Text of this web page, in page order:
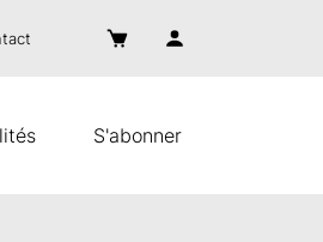
S'abonner